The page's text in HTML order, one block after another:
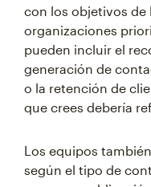
con los objetivos de
organizaciones
pueden incluir el
generación de
o la retención de
que crees debería
Los equipos
según el tipo de